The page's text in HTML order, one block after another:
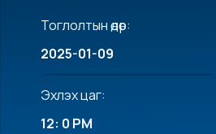
Тоглолтын өдөр:
2025-01-09
Эхлэх цаг:
12: 0 PM